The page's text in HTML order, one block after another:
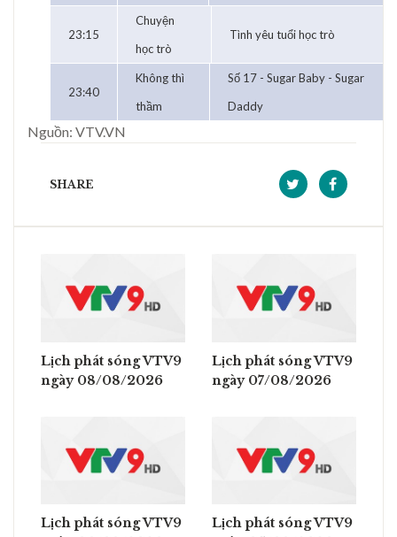
23:15
Chuyện
học trò
Tình yêu tuổi học trò
23:40
Không thì
thầm
Số 17 - Sugar Baby - Sugar
Daddy
Nguồn: VTV.VN
SHARE
Lịch phát sóng VTV9
ngày 08/08/2026
Lịch phát sóng VTV9
ngày 07/08/2026
Lịch phát sóng VTV9
Lịch phát sóng VTV9